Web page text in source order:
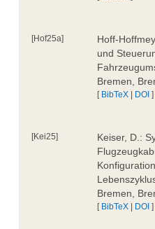
[Hof25a]
Hoff-
und
Bremen,
[ BibTeX | DOI ]
[Kei25]
Keiser, D.:
Bremen,
[ BibTeX | DOI ]